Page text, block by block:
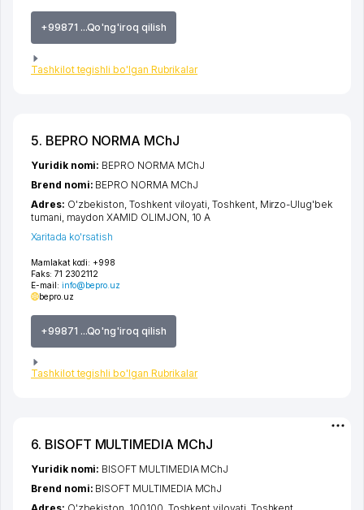
+99871 ...Qo'ng'iroq qilish
Tashkilot tegishli bo'lgan Rubrikalar
5. BEPRO NORMA MChJ
Mamlakat kodi: +998
Faks: 71 2302112
E-mail: info@bepro.uz
bepro.uz
+99871 ...Qo'ng'iroq qilish
Tashkilot tegishli bo'lgan Rubrikalar
Yuridik nomi: BEPRO NORMA MChJ
Brend nomi: BEPRO NORMA MChJ
Adres: O'zbekiston,Toshkent viloyati ,Toshkent, Mirzo-Ulug'bek
tumani maydon XAMID OLIMJON , 10 A
Xaritada ko'rsatish
6. BISOFT MULTIMEDIA MChJ
Yuridik nomi: BISOFT MULTIMEDIA MChJ
Brend nomi: BISOFT MULTIMEDIA MChJ